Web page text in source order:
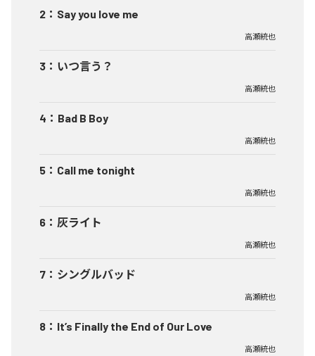
2 ： Say you love me
高瀬統也
3 ： いつ言う？
高瀬統也
4 ： Bad B Boy
高瀬統也
5 ： Call me tonight
高瀬統也
6 ： 灰ライト
高瀬統也
7 ： シングルバッド
高瀬統也
8 ： It’s Finally the End of Our Love
高瀬統也